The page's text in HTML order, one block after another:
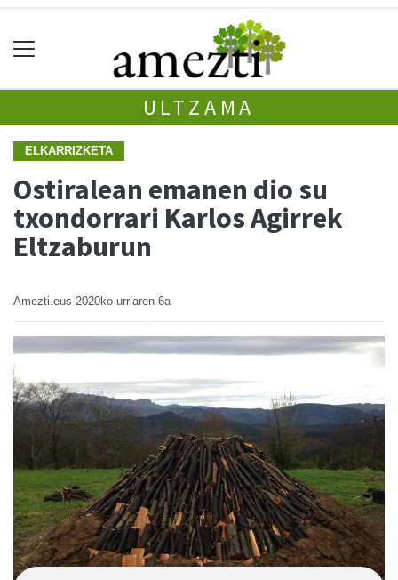
ULTZAMA
ELKARRIZKETA
Ostiralean emanen dio su
txondorrari Karlos Agirrek
Eltzaburun
Amezti.eus 2020ko urriaren 6a